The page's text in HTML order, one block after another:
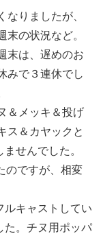
なりましたが、
末の状況など。
末は、遅めのお
みで３連休でし
＆メッキ＆投げ
ス＆カヤックと
せんでした。
のですが、相変
ルキャストしてい
た。チヌ用ポッパ